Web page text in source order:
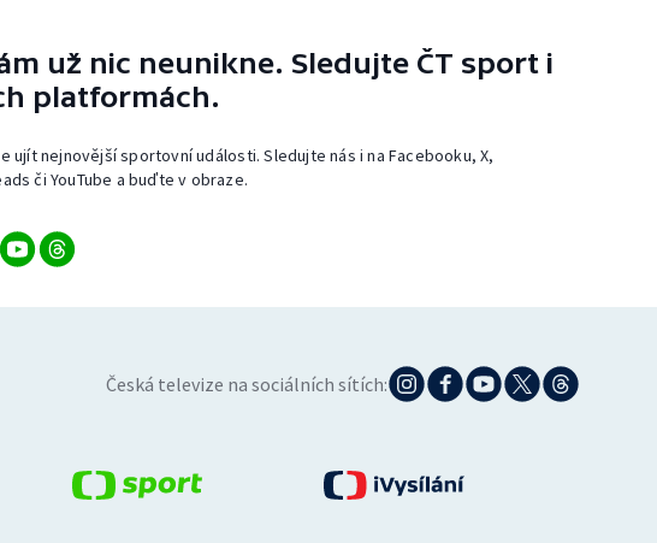
už nic neunikne. Sledujte ČT sport i
platformách.
ujít nejnovější sportovní události. Sledujte nás i na Facebooku, X,
či YouTube a buďte v obraze.
Česká televize na sociálních sítích: